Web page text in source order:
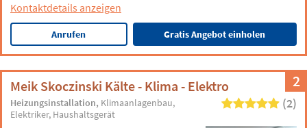
Kontaktdetails anzeigen
Anrufen Gratis Angebot einholen
2
Meik Skoczinski Kälte - Klima - Elektro
Heizungsinstallation Klimaanlagenbau
Elektriker Haushaltsgerät
(2)